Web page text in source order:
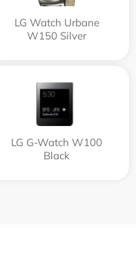
LG Watch Urbane
W150 Silver
LG G-Watch W100
Black